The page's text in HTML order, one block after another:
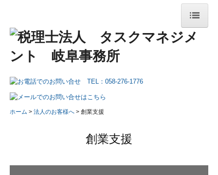
ホーム
法人紹介
法人紹介
ホーム 法人のお客様へ 創業支援
創業支援